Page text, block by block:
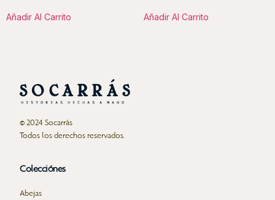
Añadir Al Carrito Añadir Al Carrito
© 2024 Socarrás
Todos los derechos reservados.
Colecciónes
Abejas